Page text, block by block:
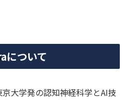
について
大学発の認知神経科学とAI技